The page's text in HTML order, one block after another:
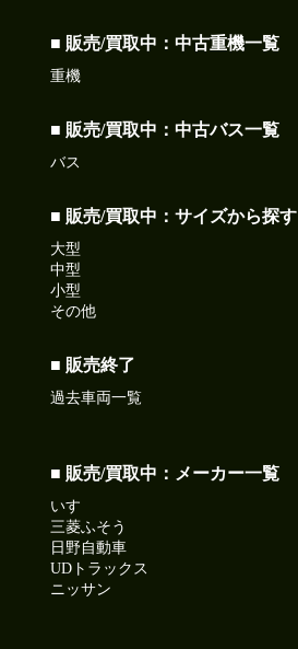
■ 販売/買取中：中古重機一覧
重機
■ 販売/買取中：中古バス一覧
バス
■ 販売/買取中：サイズから探す
大型
中型
小型
その他
■ 販売終了
過去車両一覧
■ 販売/買取中：メーカー一覧
いすゞ
三菱ふそう
日野自動車
UDトラックス
ニッサン